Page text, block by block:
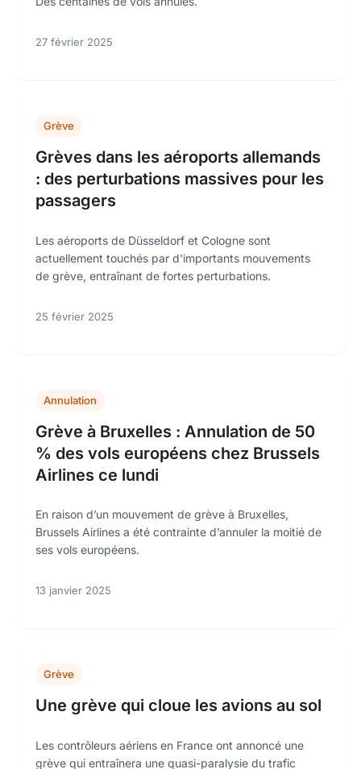
27 février 2025
Grève
Grèves dans les aéroports allemands
: des perturbations massives pour les
passagers
Les aéroports de Düsseldorf et Cologne sont
actuellement touchés par d'importants mouvements
de grève, entraînant de fortes perturbations.
25 février 2025
Annulation
Grève à Bruxelles : Annulation de 50
% des vols européens chez Brussels
Airlines ce lundi
En raison d’un mouvement de grève à Bruxelles,
Brussels Airlines a été contrainte d’annuler la moitié de
ses vols européens.
13 janvier 2025
Grève
Une grève qui cloue les avions au sol
Les contrôleurs aériens en France ont annoncé une
grève qui entraînera une quasi-paralysie du trafic